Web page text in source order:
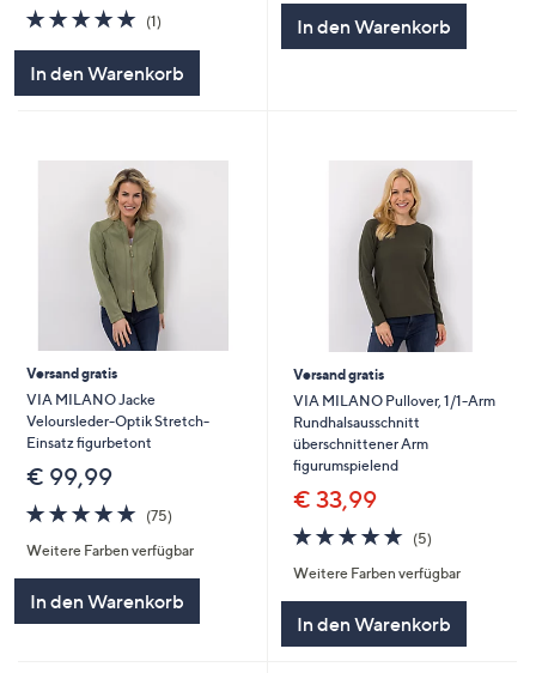
5.0
von
(1)1
In den Warenkorb
In den Warenkorb
Versand gratis
VIA MILANO Jacke
Veloursleder-Optik Stretch-
Einsatz figurbetont
€ 99,99
4.8
von
5
(75)75
Weitere Farben verfügbar
In den Warenkorb
Versand gratis
VIA MILANO Pullover, 1/1-Arm
Rundhalsausschnitt
überschnittener Arm
figurumspielend
€ 33,99
4.8
von
5
(5)5
Weitere Farben verfügbar
In den Warenkorb